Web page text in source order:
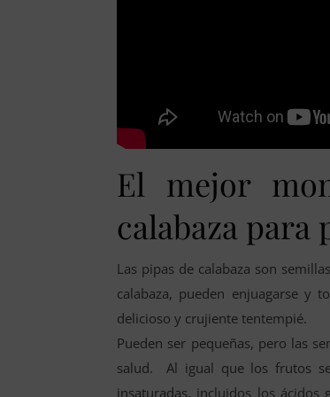
El mejor
calabaza para
Las pipas de calabaza son
calabaza, pueden enjuagarse y
delicioso y crujiente tentempié.
Pueden ser pequeñas, pero las
salud. Al igual que los frutos
insaturadas, incluidos los